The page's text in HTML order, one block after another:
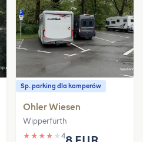
Sp. parking dla kamperów
Ohler Wiesen
Wipperfürth
★ ★ ★ ★ ★ 4